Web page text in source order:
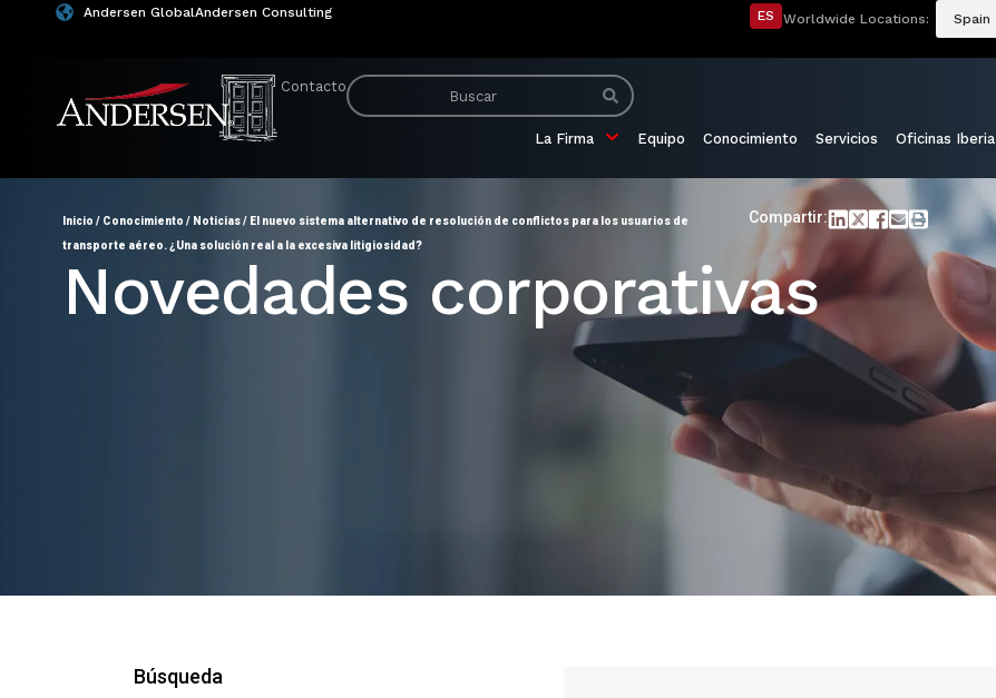
Andersen GlobalAndersen Consulting ES Worldwide Locations: Spain
Contacto
La Firma Equipo Conocimiento Servicios Oficinas Iberia
Inicio / Conocimiento / Noticias/ El nuevo sistema alternativo de resolución de conflictos para los usuarios de
transporte aéreo. ¿Una solución real a la excesiva litigiosidad?
Compartir:
Novedades corporativas
Búsqueda